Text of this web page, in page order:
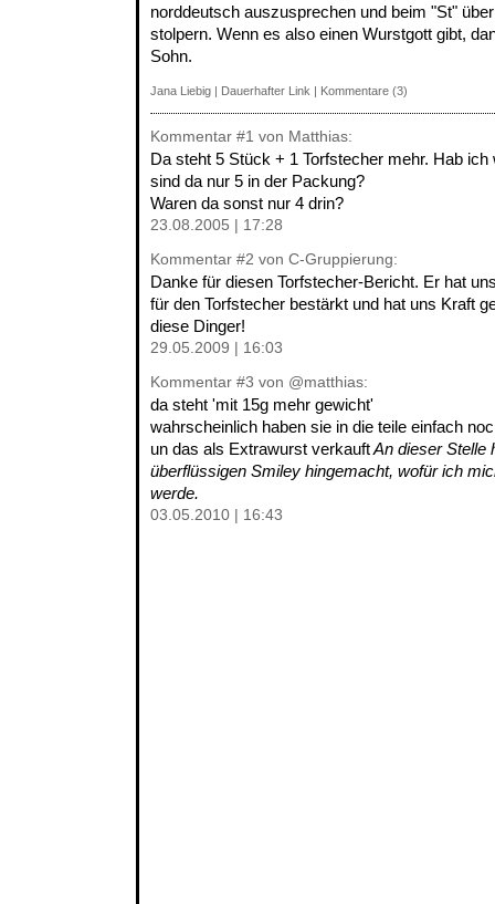
norddeutsch auszusprechen und beim "St"
stolpern. Wenn es also einen Wurstgott gibt,
Sohn.
Jana Liebig | Dauerhafter Link | Kommentare (3)
Kommentar #1 von Matthias:
Da steht 5 Stück + 1 Torfstecher mehr. Hab ich
sind da nur 5 in der Packung?
Waren da sonst nur 4 drin?
23.08.2005 | 17:28
Kommentar #2 von C-Gruppierung:
Danke für diesen Torfstecher-Bericht. Er hat
für den Torfstecher bestärkt und hat uns Kraft
diese Dinger!
29.05.2009 | 16:03
Kommentar #3 von @matthias:
da steht 'mit 15g mehr gewicht'
wahrscheinlich haben sie in die teile einfach
un das als Extrawurst verkauftAn dieser Stelle
überflüssigen Smiley hingemacht, wofür ich
werde.
03.05.2010 | 16:43